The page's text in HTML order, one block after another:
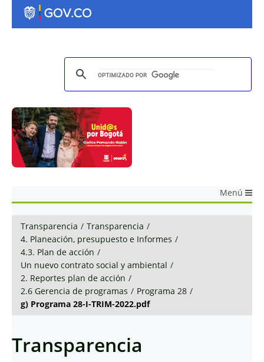
Menú
Transparencia / Transparencia /
4. Planeación, presupuesto e Informes /
4.3. Plan de acción /
Un nuevo contrato social y ambiental /
2. Reportes plan de acción /
2.6 Gerencia de programas / Programa 28 /
g) Programa 28-I-TRIM-2022.pdf
Transparencia